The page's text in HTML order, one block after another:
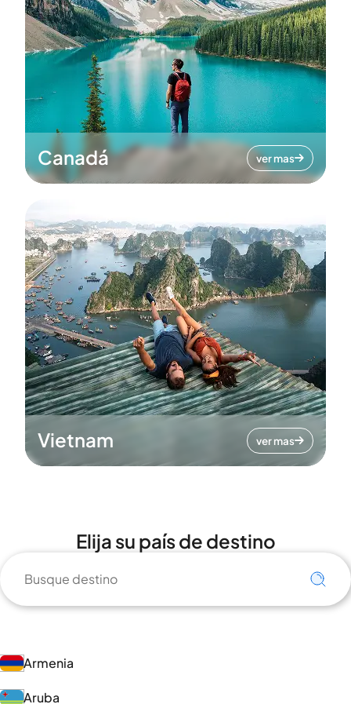
Canadá ver mas
Vietnam ver mas
Elija su país de destino
Armenia
Aruba